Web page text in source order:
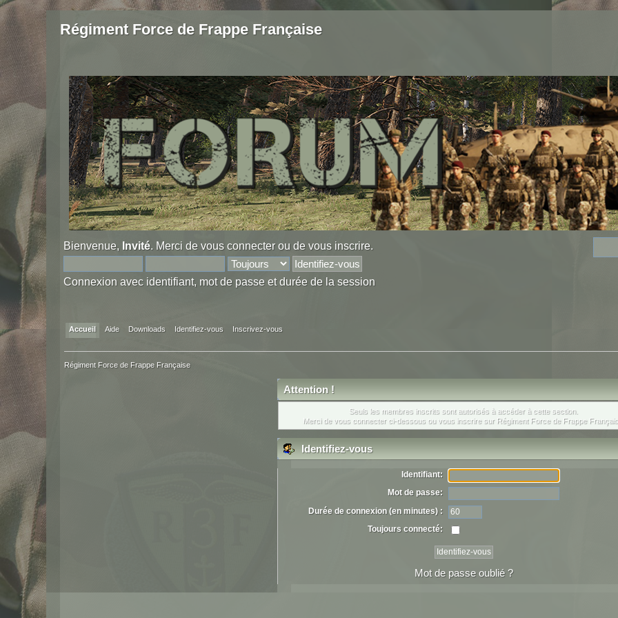
Régiment Force de Frappe Française
Bienvenue, Invité. Merci devous connecterou devous inscrire.
Connexion avec identifiant, mot de passe et durée de la session
Accueil Aide Downloads Identifiez-vous Inscrivez-vous
Régiment Force de Frappe Française
Attention !
Seuls les membres inscrits sont autorisés à accéder à cette section.
Merci de vous connecter ci-dessous ou vous inscriresur Régiment Force de Frappe
Identifiez-vous
Identifiant:
Mot de passe:
Durée de connexion (en minutes) :
Toujours connecté:
Mot de passe oublié ?